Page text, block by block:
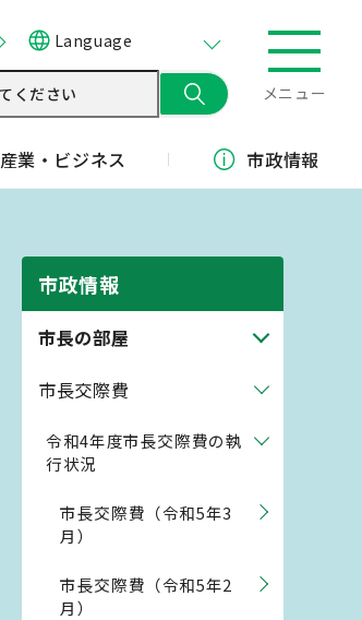
Language
メニュー
産業・ ビジネス 市政情報
市政情報
市長の部屋
市長交際費
令和4年度市長交際費の執
行状況
市長交際費（令和5年3
月）
市長交際費（令和5年2
月）